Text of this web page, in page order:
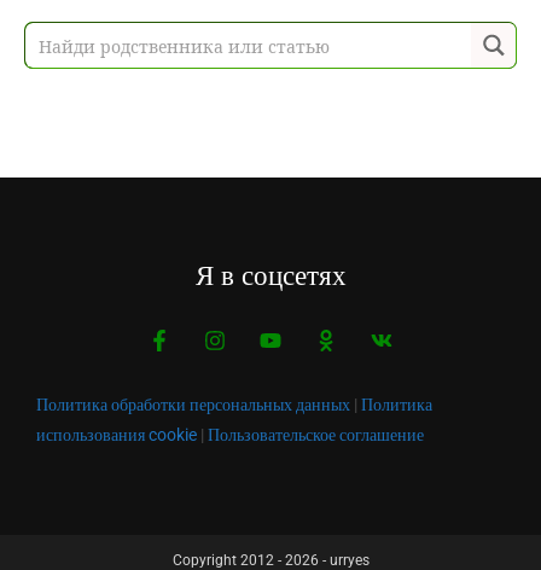
Я в соцсетях
Политика обработки персональных данных | Политика
использования cookie | Пользовательское соглашение
Copyright 2012 - 2026 - urryes